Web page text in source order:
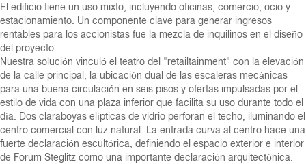
El edificio tiene un uso mixto, incluyendo oficinas, comercio, ocio y
estacionamiento. Un componente clave para generar ingresos
rentables para los accionistas fue la mezcla de inquilinos en el diseño
del proyecto.
Nuestra solución vinculó el teatro del "retailtainment" con la elevación
de la calle principal, la ubicación dual de las escaleras mecánicas
para una buena circulación en seis pisos y ofertas impulsadas por el
estilo de vida con una plaza inferior que facilita su uso durante todo el
día. Dos claraboyas elípticas de vidrio perforan el techo, iluminando el
centro comercial con luz natural. La entrada curva al centro hace una
fuerte declaración escultórica, definiendo el espacio exterior e interior
de Forum Steglitz como una importante declaración arquitectónica.